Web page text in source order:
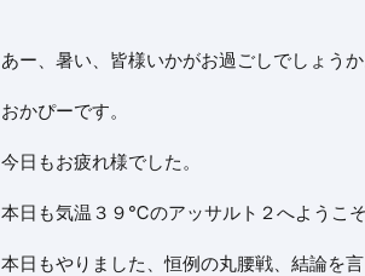
あー、暑い、皆様いかがお過ごしでしょうか
おかぴーです。
今日もお疲れ様でした。
本日も気温３９℃のアッサルト２へようこそ
本日もやりました、恒例の丸腰戦、結論を言